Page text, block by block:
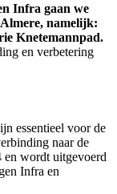
Infra gaan we
namelijk:
Knetemannpad.
en verbetering
essentieel voor de
naar de
en wordt uitgevoerd
Infra en